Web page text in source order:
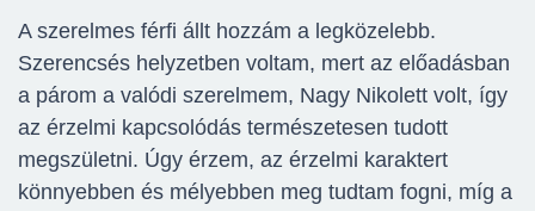
A szerelmes férfi állt hozzám a legközelebb.
Szerencsés helyzetben voltam, mert az előadásban
a párom a valódi szerelmem, Nagy Nikolett volt, így
az érzelmi kapcsolódás természetesen tudott
megszületni. Úgy érzem, az érzelmi karaktert
könnyebben és mélyebben meg tudtam fogni, míg a